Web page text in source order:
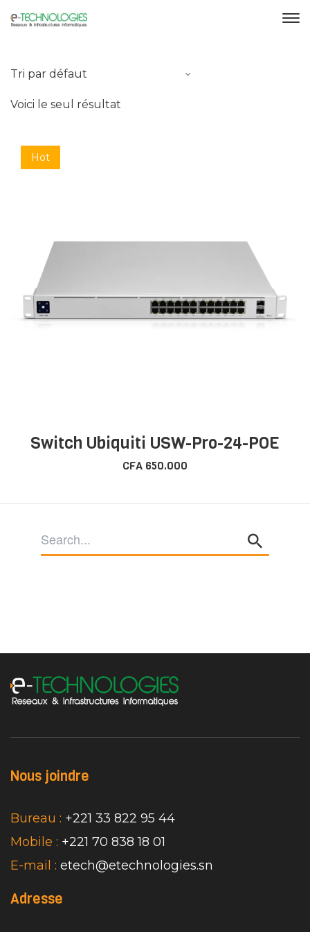
Voici le seul résultat
Hot
Switch Ubiquiti USW-Pro-24-POE
CFA 650.000
Nous joindre
Bureau : +221 33 822 95 44
Mobile : +221 70 838 18 01
E-mail : etech@etechnologies.sn
Adresse